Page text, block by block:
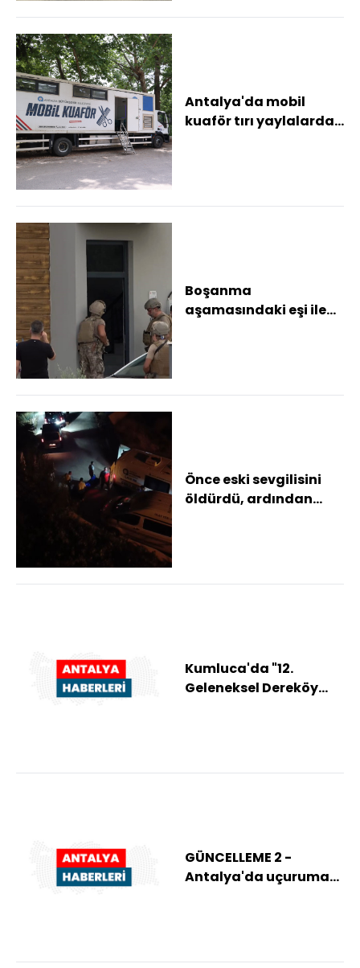
Antalya'da mobil
kuaför tırı yaylalarda
Boşanma
aşamasındaki eşi ile
Önce eski sevgilisini
öldürdü, ardından
Kumluca'da "12.
Geleneksel Dereköy
GÜNCELLEME 2 -
Antalya'da uçuruma